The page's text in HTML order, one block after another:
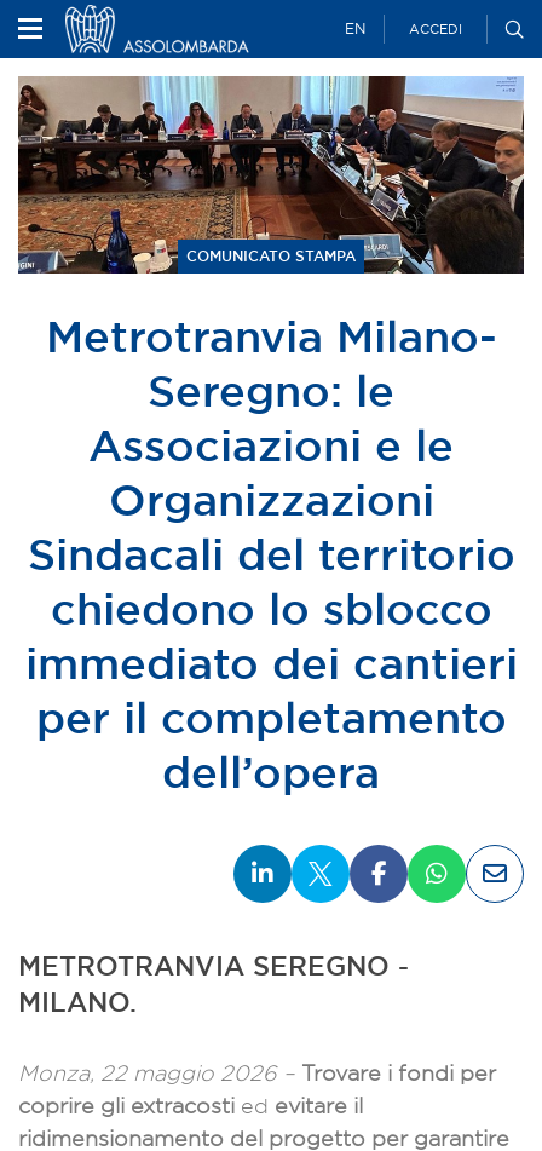
EN ACCEDI
COMUNICATO STAMPA
Metrotranvia Milano-
Seregno: le
Associazioni e le
Organizzazioni
Sindacali del territorio
chiedono lo sblocco
immediato dei cantieri
per il completamento
dell’opera
METROTRANVIA SEREGNO -
MILANO.
Monza, 22 maggio 2026 – Trovare i fondi per
coprire gli extracosti ed evitare il
ridimensionamento del progetto per garantire